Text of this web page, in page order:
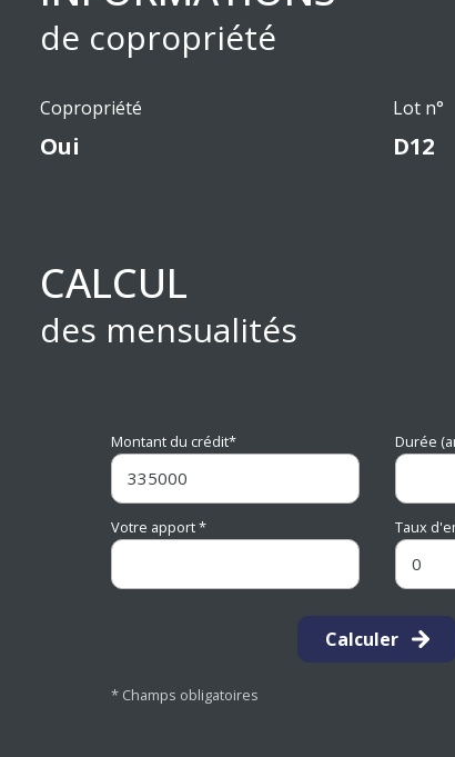
de copropriété
Copropriété
Oui
Lot n°
D12
CALCUL
des mensualités
Montant du crédit* Durée
Votre apport * Taux
Calculer
* Champs obligatoires